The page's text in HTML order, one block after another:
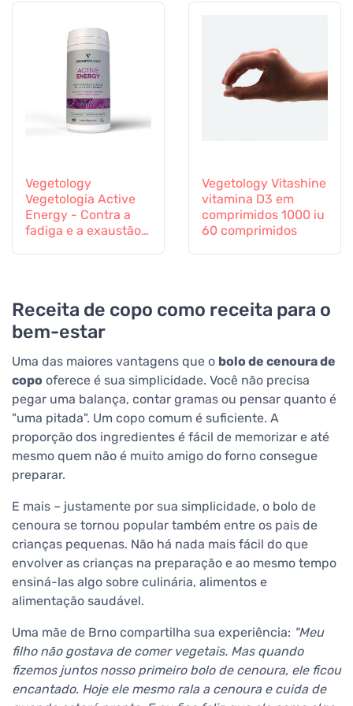
Vegetology
Vegetologia Active
Energy - Contra a
fadiga e a exaustão,
Vegetology Vitashine
vitamina D3 em
comprimidos 1000 iu
60 comprimidos
Receita de copo como receita para o
bem-estar
Uma das maiores vantagens que o bolo de cenoura de
copo oferece é sua simplicidade. Você não precisa
pegar uma balança, contar gramas ou pensar quanto é
"uma pitada". Um copo comum é suficiente. A
proporção dos ingredientes é fácil de memorizar e até
mesmo quem não é muito amigo do forno consegue
preparar.
E mais – justamente por sua simplicidade, o bolo de
cenoura se tornou popular também entre os pais de
crianças pequenas. Não há nada mais fácil do que
envolver as crianças na preparação e ao mesmo tempo
ensiná-las algo sobre culinária, alimentos e
alimentação saudável.
Uma mãe de Brno compartilha sua experiência: "Meu
filho não gostava de comer vegetais. Mas quando
fizemos juntos nosso primeiro bolo de cenoura, ele ficou
encantado. Hoje ele mesmo rala a cenoura e cuida de